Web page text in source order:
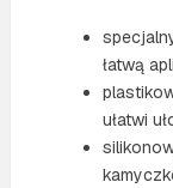
łatwą
ułatwi